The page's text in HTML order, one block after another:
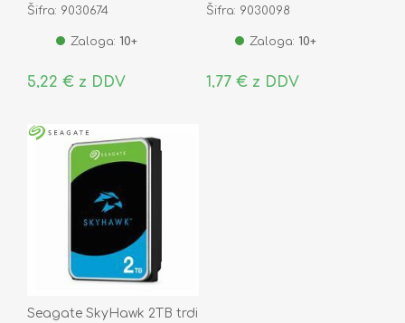
Šifra: 9030674
Zaloga: 10+
5,22 € z DDV
Šifra: 9030098
Zaloga: 10+
1,77 € z DDV
Seagate SkyHawk 2TB trdi